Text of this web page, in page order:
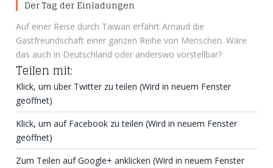
Der Tag der Einladungen
Auf einer Reise durch Taiwan erfährt Arnaud die
Gastfreundschaft einer ganzen Reihe von Menschen. Wäre
das auch in Deutschland oder anderswo vorstellbar?
Teilen mit:
Klick, um über Twitter zu teilen (Wird in neuem Fenster
geöffnet)
Klick, um auf Facebook zu teilen (Wird in neuem Fenster
geöffnet)
Zum Teilen auf Google+ anklicken (Wird in neuem Fenster